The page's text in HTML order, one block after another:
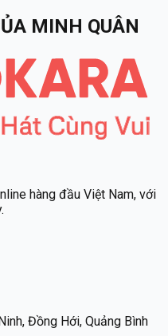
MINH QUÂN
hàng đầu Việt Nam, với
Đồng Hới, Quảng Bình